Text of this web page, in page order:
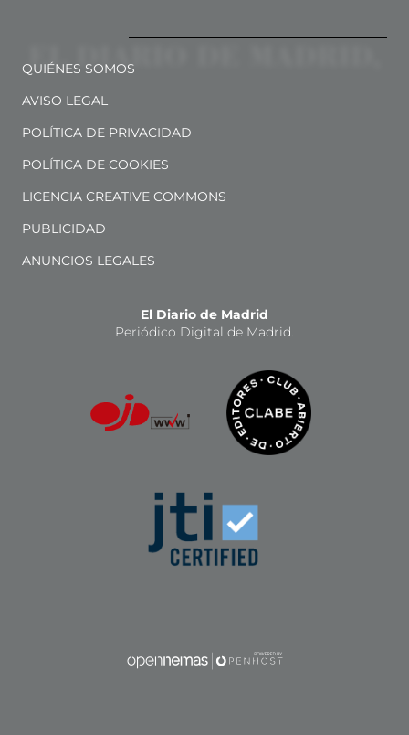
QUIÉNES SOMOS
AVISO LEGAL
POLÍTICA DE PRIVACIDAD
POLÍTICA DE COOKIES
LICENCIA CREATIVE COMMONS
PUBLICIDAD
ANUNCIOS LEGALES
El Diario de Madrid
Periódico Digital de Madrid.